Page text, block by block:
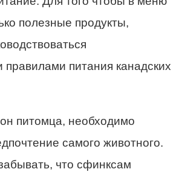
полезные продукты,
питания канадских
питомца, необходимо
самого животного.
что сфинксам